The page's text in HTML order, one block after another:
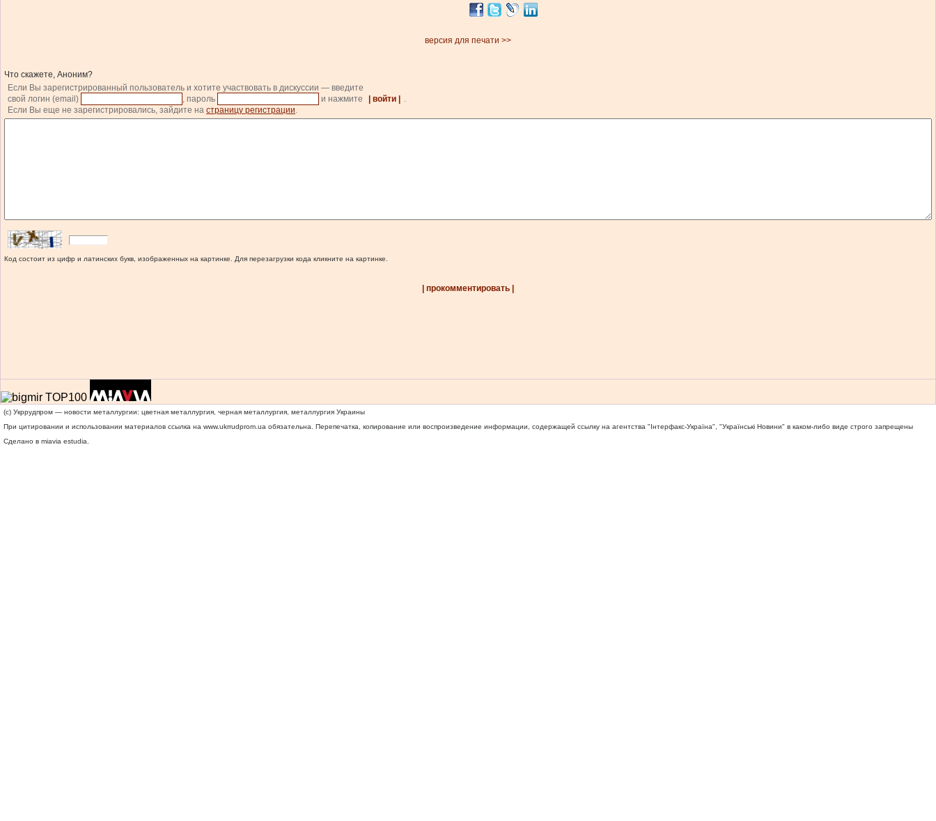
версия для печати >>
Что скажете, Аноним?
Если Вы зарегистрированный пользователь и хотите участвовать в дискуссии — введите
свой логин (email)
, пароль и нажмите | войти |
.
Если Вы еще не зарегистрировались, зайдите на страницу регистрации.
Код состоит из цифр и латинских букв, изображенных на картинке. Для перезагрузки кода кликните на картинке.
| прокомментировать |
(c) Укррудпром — новости металлургии: цветная металлургия, черная металлургия, металлургия Украины
При цитировании и использовании материалов ссылка на www.ukrrudprom.ua обязательна. Перепечатка, копирование или воспроизведение информации, содержащей ссылку на агентства "Iнтерфакс-Україна", "Українськi Новини" в каком-либо виде строго запрещены
Сделано в miavia estudia.